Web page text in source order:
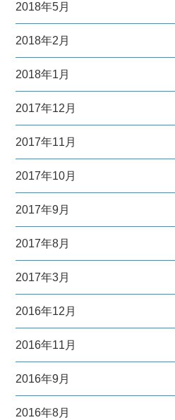
2018年5月
2018年2月
2018年1月
2017年12月
2017年11月
2017年10月
2017年9月
2017年8月
2017年3月
2016年12月
2016年11月
2016年9月
2016年8月